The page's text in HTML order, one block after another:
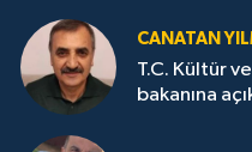
CANATAN
T.C. Kültür
bakanına